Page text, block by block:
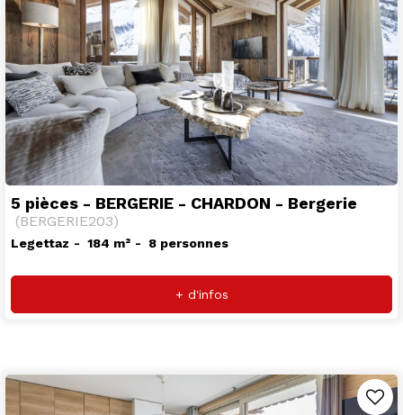
5 pièces - BERGERIE - CHARDON - Bergerie
(BERGERIE203)
Legettaz 184 m² 8 personnes
+ d'infos